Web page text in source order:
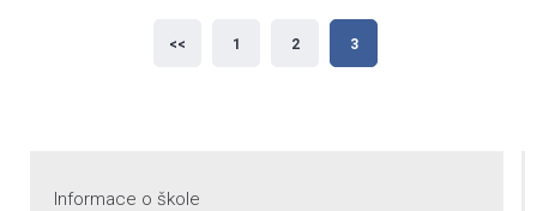
Stránkování
<< 1 2 3
Informace o škole